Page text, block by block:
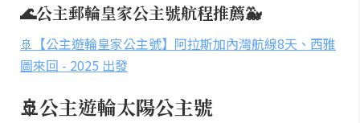
🌊公主郵輪皇家公主號航程推薦🐳
🚢【公主遊輪皇家公主號】阿拉斯加內灣航線8天、西雅
圖來回 - 2025 出發
🚢公主遊輪太陽公主號